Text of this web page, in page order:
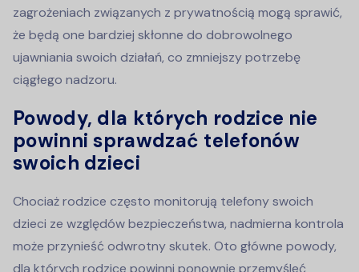
zagrożeniach związanych z prywatnością mogą sprawić,
że będą one bardziej skłonne do dobrowolnego
ujawniania swoich działań, co zmniejszy potrzebę
ciągłego nadzoru.
Powody, dla których rodzice nie
powinni sprawdzać telefonów
swoich dzieci
Chociaż rodzice często monitorują telefony swoich
dzieci ze względów bezpieczeństwa, nadmierna kontrola
może przynieść odwrotny skutek. Oto główne powody,
dla których rodzice powinni ponownie przemyśleć